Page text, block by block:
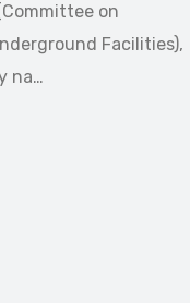
on
Facilities),
na…